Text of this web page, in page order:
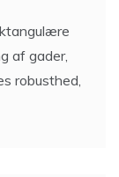
af gader,
robusthed,